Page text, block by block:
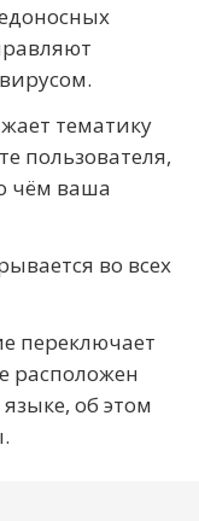
Обычно такие
запускают
кампанию,
над
её
Итог:
нет,
расстроен. На
внимание
чтобы
эффективность
тематику
пользователя,
чём ваша
во всех
переключает
расположен
об этом